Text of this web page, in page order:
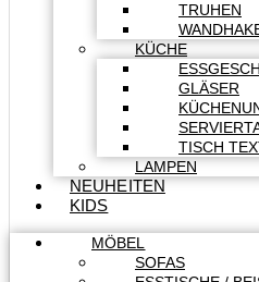
TRUHEN
KÜCHE
GLÄSER
TISCH
LAMPEN
NEUHEITEN
KIDS
MÖBEL
SOFAS